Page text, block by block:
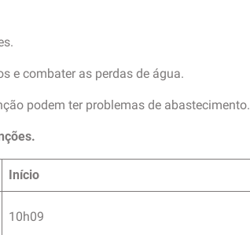
e combater as perdas de água.
podem ter problemas de abastecimento.
Início
10h09